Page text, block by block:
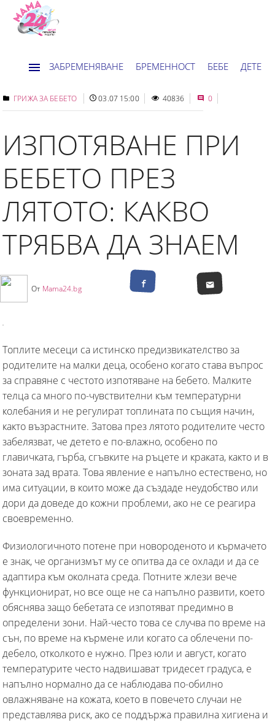
ЗАБРЕМЕНЯВАНЕ БРЕМЕННОСТ БЕБЕ ДЕТЕ
ДОМ НОВИНИ ХОРОСКОП
ГРИЖА ЗА БЕБЕТО 03.07 15:00 40836 0
ИЗПОТЯВАНЕ ПРИ
БЕБЕТО ПРЕЗ
ЛЯТОТО: КАКВО
ТРЯБВА ДА ЗНАЕМ
От Mama24.bg
Топлите месеци са истинско предизвикателство за
родителите на малки деца, особено когато става въпрос
за справяне с честото изпотяване на бебето. Малките
телца са много по-чувствителни към температурни
колебания и не регулират топлината по същия начин,
както възрастните. Затова през лятото родителите често
забелязват, че детето е по-влажно, особено по
главичката, гърба, сгъвките на ръцете и краката, както и в
зоната зад врата. Това явление е напълно естествено, но
има ситуации, в които може да създаде неудобство или
дори да доведе до кожни проблеми, ако не се реагира
своевременно.
Физиологичното потене при новороденото и кърмачето
е знак, че организмът му се опитва да се охлади и да се
адаптира към околната среда. Потните жлези вече
функционират, но все още не са напълно развити, което
обяснява защо бебетата се изпотяват предимно в
определени зони. Най-често това се случва по време на
сън, по време на кърмене или когато са облечени по-
дебело, отколкото е нужно. През юли и август, когато
температурите често надвишават тридесет градуса, е
напълно нормално да се наблюдава по-обилно
овлажняване на кожата, което в повечето случаи не
представлява риск, ако се поддържа правилна хигиена и